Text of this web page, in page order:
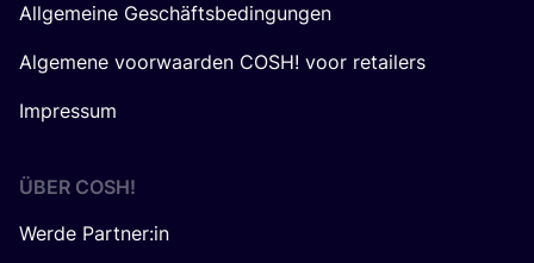
Allgemeine Geschäftsbedingungen
Algemene voorwaarden COSH! voor retailers
Impressum
ÜBER COSH!
Werde Partner:in